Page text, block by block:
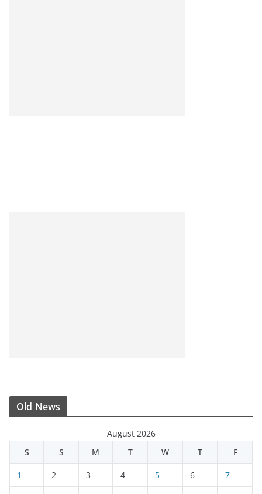
Old News
August 2026
S
S M T W T F
1 2 3 4 5 6 7